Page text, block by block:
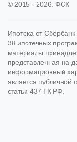
© 2015 - 2026. ФСК
Ипотека от
38 ипотечных
материалы
представленная на
информационный
является
статьи 437 ГК РФ.